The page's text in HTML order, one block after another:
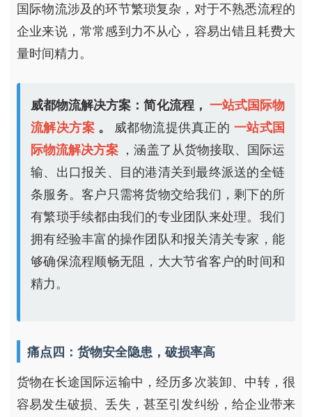
国际物流涉及的环节繁琐复杂，对于不熟悉流程的
企业来说，常常感到力不从心，容易出错且耗费大
量时间精力。
威都物流解决方案：简化流程， 一站式国际物
流解决方案 。 威都物流提供真正的 一站式国
际物流解决方案 ，涵盖了从货物接取、国际运
输、出口报关、目的港清关到最终派送的全链
条服务。客户只需将货物交给我们，剩下的所
有繁琐手续都由我们的专业团队来处理。我们
拥有经验丰富的操作团队和报关清关专家，能
够确保流程顺畅无阻，大大节省客户的时间和
精力。
痛点四：货物安全隐患，破损率高
货物在长途国际运输中，经历多次装卸、中转，很
容易发生破损、丢失，甚至引发纠纷，给企业带来